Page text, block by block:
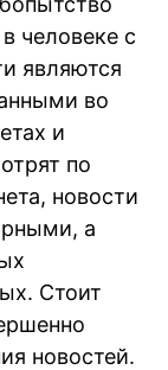
человеке с
являются
во
и
по
новости
а
Стоит
новостей.